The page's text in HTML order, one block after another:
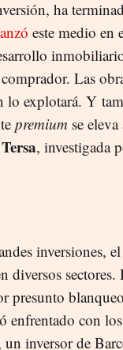
ha
este medio en
Las
lo explotará. Y
premium se
Tersa, investigada
inversiones, el
diversos sectores.
presunto
enfrentado con
un inversor de